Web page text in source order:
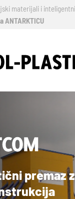
materijali i
ANTARKTICU
premaz